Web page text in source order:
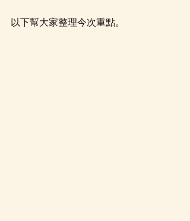
以下幫大家整理今次重點。